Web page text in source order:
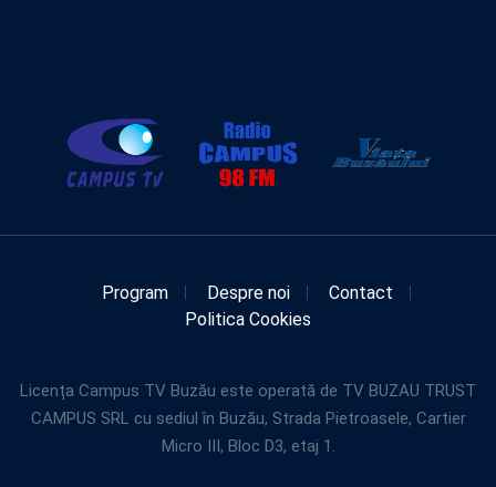
Program Despre noi
Contact
Politica Cookies
Licența Campus TV Buzău este operată de TV BUZAU TRUST
CAMPUS SRL cu sediul în Buzău, Strada Pietroasele, Cartier
Micro III, Bloc D3, etaj 1.